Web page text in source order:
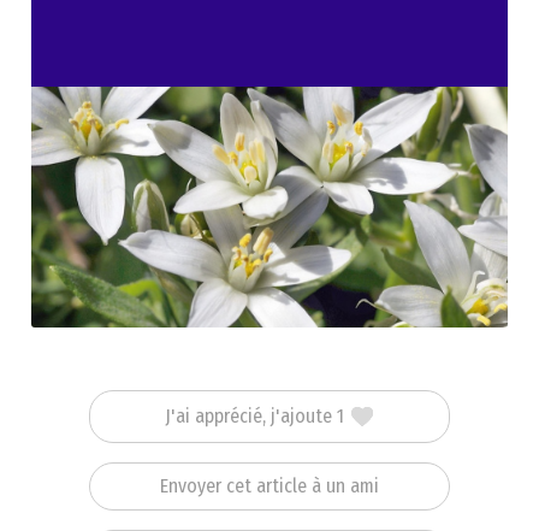
J'ai apprécié, j'ajoute 1
Envoyer cet article à un ami